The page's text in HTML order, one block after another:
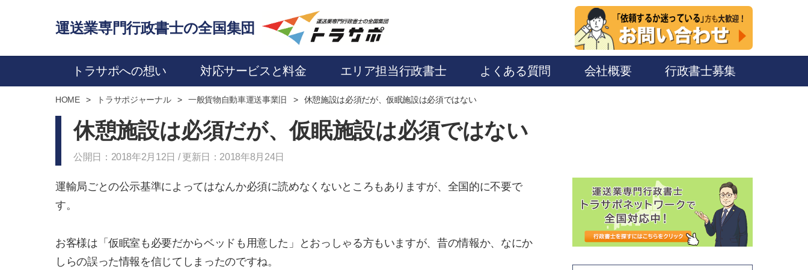
運送業専門行政書士の全国集団
トラサポへの想い 対応サービスと料金 エリア担当行政書士 よくある質問 会社概要 行政書士募集
HOME トラサポジャーナル 一般貨物自動車運送事業旧 休憩施設は必須だが、仮眠施設は必須ではない
休憩施設は必須だが、仮眠施設は必須ではない
公開日：2018年2月12日 / 更新日：2018年8月24日
運輸局ごとの公示基準によってはなんか必須に読めなくないところもありますが、全国的に不要で
す。
お客様は「仮眠室も必要だからベッドも用意した」とおっしゃる方もいますが、昔の情報か、なにか
しらの誤った情報を信じてしまったのですね。